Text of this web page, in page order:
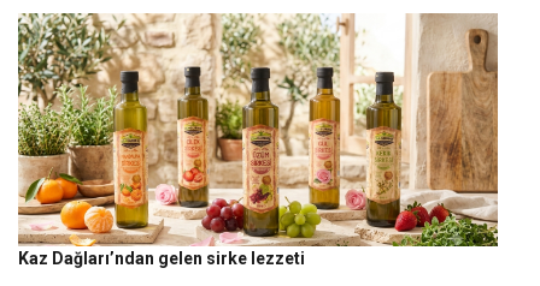
Kaz Dağları’ndan gelen sirke lezzeti